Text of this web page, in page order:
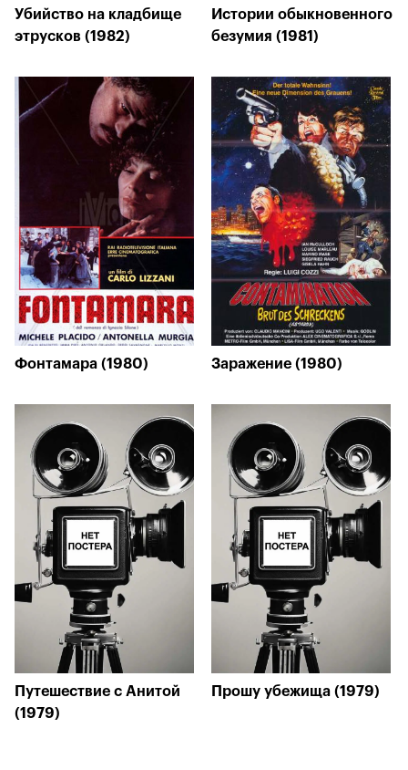
Убийство на кладбище
этрусков (1982)
Истории обыкновенного
безумия (1981)
Фонтамара (1980) Заражение (1980)
Путешествие с Анитой
(1979)
Прошу убежища (1979)